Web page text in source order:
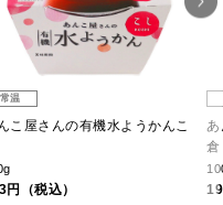
常温
こ屋さんの有機水ようかんこ
円（税込）
倉